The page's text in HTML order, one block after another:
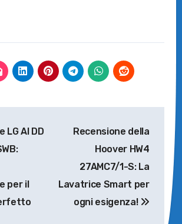
LG AI DD
per il
Recensione della
Hoover HW4
27AMC7/1-S: La
Lavatrice Smart per
ogni esigenza!